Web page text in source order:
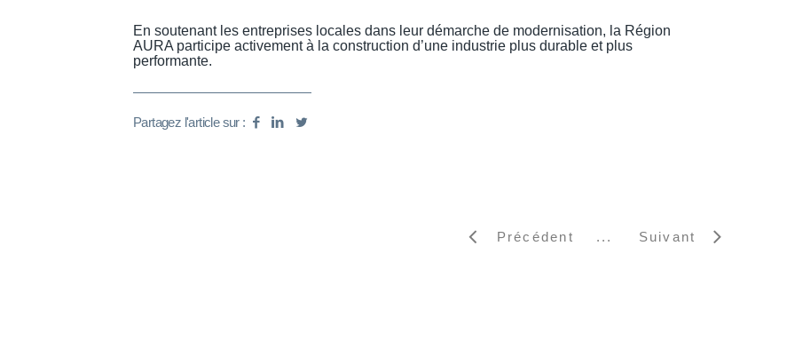
En soutenant les entreprises locales dans leur démarche de modernisation, la Région
AURA participe activement à la construction d’une industrie plus durable et plus
performante.
Partagez l'article sur :
Précédent Suivant